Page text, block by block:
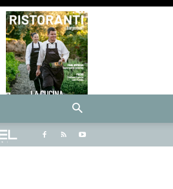
dolcegiornale